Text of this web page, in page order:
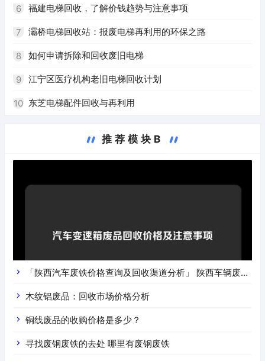
6 福建电梯回收，了解价钱趋势与注意事项
7 灞桥电梯回收站：报废电梯再利用的环保之路
8 如何申请拆除和回收废旧电梯
9 江宁区医疗机构老旧电梯回收计划
10 东芝电梯配件回收与再利用
推荐模块B
「陕西汽车废铁价格查询及回收渠道分析」 陕西车辆废铁
价是什么
木纹铝废品：回收市场价格分析
铜线废品的收购价格是多少？
寻找废钢废铁的去处 哪里有废钢废铁